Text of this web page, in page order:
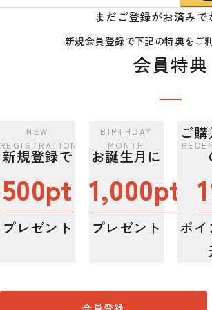
まだご登録がお済み
新規会員登録で下記の特典をご
会員特典
新規登録で
500pt
プレゼント
お誕生月に
1,000pt
プレゼント
ご
ポイ